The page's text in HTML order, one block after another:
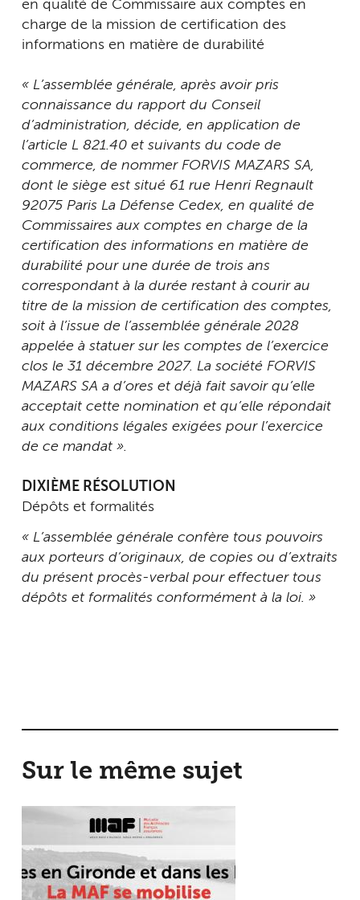
en qualité de Commissaire aux comptes en
charge de la mission de certification des
informations en matière de durabilité
« L’assemblée générale, après avoir pris
connaissance du rapport du Conseil
d’administration, décide, en application de
l’article L 821.40 et suivants du code de
commerce, de nommer FORVIS MAZARS SA,
dont le siège est situé 61 rue Henri Regnault
92075 Paris La Défense Cedex, en qualité de
Commissaires aux comptes en charge de la
certification des informations en matière de
durabilité pour une durée de trois ans
correspondant à la durée restant à courir au
titre de la mission de certification des comptes,
soit à l’issue de l’assemblée générale 2028
appelée à statuer sur les comptes de l’exercice
clos le 31 décembre 2027. La société FORVIS
MAZARS SA a d’ores et déjà fait savoir qu’elle
acceptait cette nomination et qu’elle répondait
aux conditions légales exigées pour l’exercice
de ce mandat ».
DIXIÈME RÉSOLUTION
Dépôts et formalités
« L’assemblée générale confère tous pouvoirs
aux porteurs d’originaux, de copies ou d’extraits
du présent procès-verbal pour effectuer tous
dépôts et formalités conformément à la loi. »
Sur le même sujet